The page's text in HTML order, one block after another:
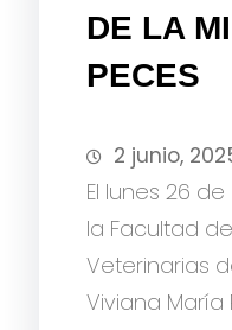
DE LA
PECES
2 junio,
El lunes 26
la Facultad
Veterinarias
Viviana María